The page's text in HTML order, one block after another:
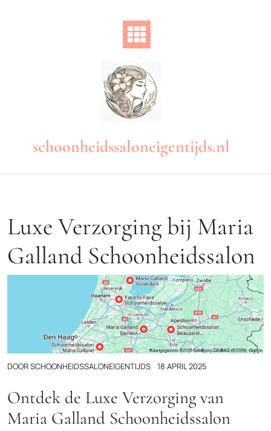
schoonheidssaloneigentijds.nl
Luxe Verzorging bij Maria
Galland Schoonheidssalon
DOORSCHOONHEIDSSALONEIGENTIJDS 18 APRIL 2025
Ontdek de Luxe Verzorging van
Maria Galland Schoonheidssalon